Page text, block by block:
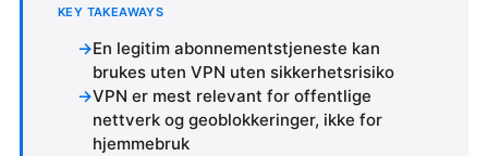
KEY TAKEAWAYS
En legitim abonnementstjeneste kan
brukes uten VPN uten sikkerhetsrisiko
VPN er mest relevant for offentlige
nettverk og geoblokkeringer, ikke for
hjemmebruk